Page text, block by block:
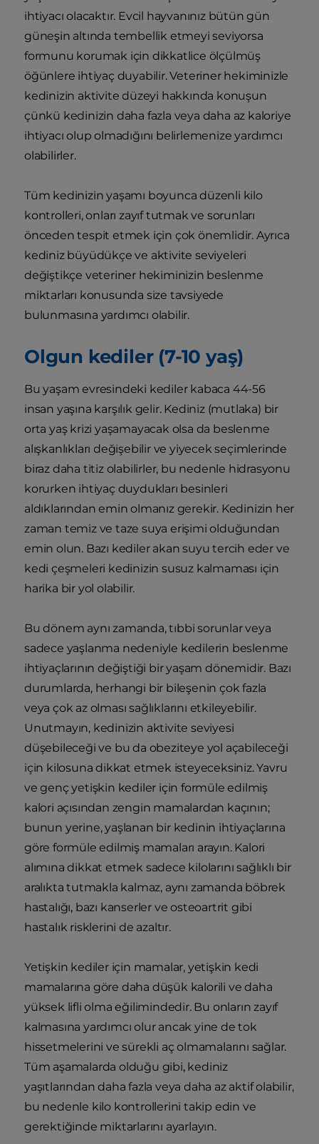
ihtiyacı olacaktır. Evcil hayvanınız bütün gün
güneşin altında tembellik etmeyi seviyorsa
formunu korumak için dikkatlice ölçülmüş
öğünlere ihtiyaç duyabilir. Veteriner hekiminizle
kedinizin aktivite düzeyi hakkında konuşun
çünkü kedinizin daha fazla veya daha az kaloriye
ihtiyacı olup olmadığını belirlemenize yardımcı
olabilirler.
Tüm kedinizin yaşamı boyunca düzenli kilo
kontrolleri, onları zayıf tutmak ve sorunları
önceden tespit etmek için çok önemlidir. Ayrıca
kediniz büyüdükçe ve aktivite seviyeleri
değiştikçe veteriner hekiminizin beslenme
miktarları konusunda size tavsiyede
bulunmasına yardımcı olabilir.
Olgun kediler (7-10 yaş)
Bu yaşam evresindeki kediler kabaca 44-56
insan yaşına karşılık gelir. Kediniz (mutlaka) bir
orta yaş krizi yaşamayacak olsa da beslenme
alışkanlıkları değişebilir ve yiyecek seçimlerinde
biraz daha titiz olabilirler, bu nedenle hidrasyonu
korurken ihtiyaç duydukları besinleri
aldıklarından emin olmanız gerekir. Kedinizin her
zaman temiz ve taze suya erişimi olduğundan
emin olun. Bazı kediler akan suyu tercih eder ve
kedi çeşmeleri kedinizin susuz kalmaması için
harika bir yol olabilir.
Bu dönem aynı zamanda, tıbbi sorunlar veya
sadece yaşlanma nedeniyle kedilerin beslenme
ihtiyaçlarının değiştiği bir yaşam dönemidir. Bazı
durumlarda, herhangi bir bileşenin çok fazla
veya çok az olması sağlıklarını etkileyebilir.
Unutmayın, kedinizin aktivite seviyesi
düşebileceği ve bu da obeziteye yol açabileceği
için kilosuna dikkat etmek isteyeceksiniz. Yavru
ve genç yetişkin kediler için formüle edilmiş
kalori açısından zengin mamalardan kaçının;
bunun yerine, yaşlanan bir kedinin ihtiyaçlarına
göre formüle edilmiş mamaları arayın. Kalori
alımına dikkat etmek sadece kilolarını sağlıklı bir
aralıkta tutmakla kalmaz, aynı zamanda böbrek
hastalığı, bazı kanserler ve osteoartrit gibi
hastalık risklerini de azaltır.
Yetişkin kediler için mamalar, yetişkin kedi
mamalarına göre daha düşük kalorili ve daha
yüksek lifli olma eğilimindedir. Bu onların zayıf
kalmasına yardımcı olur ancak yine de tok
hissetmelerini ve sürekli aç olmamalarını sağlar.
Tüm aşamalarda olduğu gibi, kediniz
yaşıtlarından daha fazla veya daha az aktif olabilir,
bu nedenle kilo kontrollerini takip edin ve
gerektiğinde miktarlarını ayarlayın.